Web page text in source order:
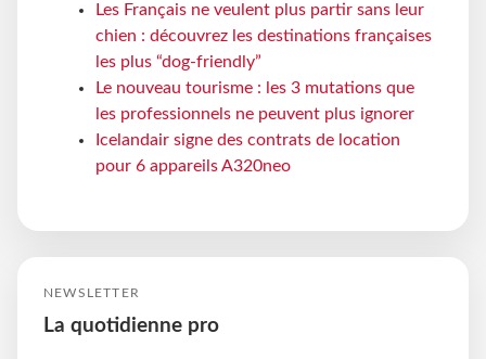
Les Français ne veulent plus partir sans leur
chien : découvrez les destinations françaises
les plus “dog-friendly”
Le nouveau tourisme : les 3 mutations que
les professionnels ne peuvent plus ignorer
Icelandair signe des contrats de location
pour 6 appareils A320neo
NEWSLETTER
La quotidienne pro